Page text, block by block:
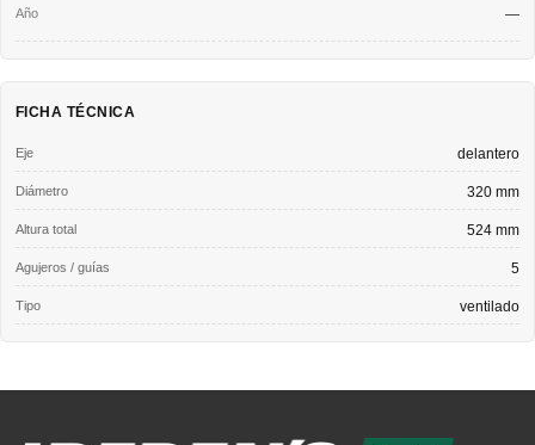
—
FICHA TÉCNICA
Eje delantero
Diámetro 320 mm
Altura total 524 mm
Agujeros / guías 5
Tipo ventilado